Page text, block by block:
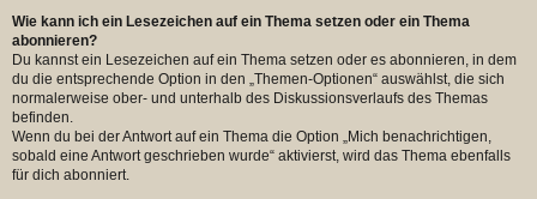
Wie kann ich ein Lesezeichen auf ein Thema setzen oder ein Thema
abonnieren?
Du kannst ein Lesezeichen auf ein Thema setzen oder es abonnieren, in dem
du die entsprechende Option in den „Themen-Optionen“ auswählst, die sich
normalerweise ober- und unterhalb des Diskussionsverlaufs des Themas
befinden.
Wenn du bei der Antwort auf ein Thema die Option „Mich benachrichtigen,
sobald eine Antwort geschrieben wurde“ aktivierst, wird das Thema ebenfalls
für dich abonniert.